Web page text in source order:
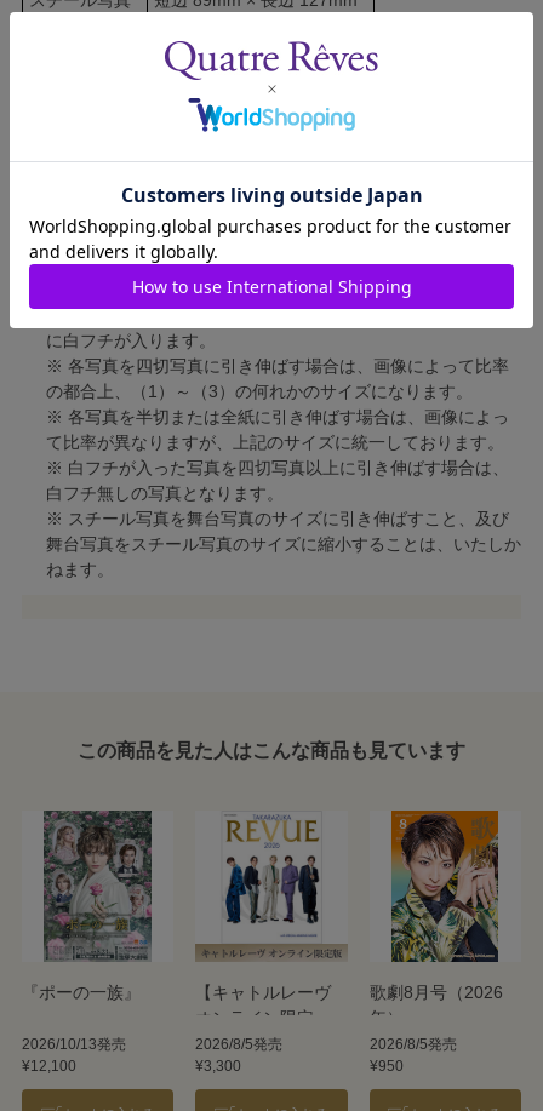
短辺 127mm × 長辺 178mm
短辺 217mm × 長辺 305mm
短辺 213mm × 長辺 305mm
短辺 305mm × 長辺 432mm
全紙写真
短辺 402mm × 長辺 559mm
写真のサイズにつきまして、下記の件も併せてご了承ください。
※ 宝塚大劇場および新人公演の舞台写真につきましては、4辺
に白フチが入ります。
※ 各写真を四切写真に引き伸ばす場合は、画像によって比率
の都合上、（1）～（3）の何れかのサイズになります。
※ 各写真を半切または全紙に引き伸ばす場合は、画像によっ
て比率が異なりますが、上記のサイズに統一しております。
※ 白フチが入った写真を四切写真以上に引き伸ばす場合は、
白フチ無しの写真となります。
※ スチール写真を舞台写真のサイズに引き伸ばすこと、及び
舞台写真をスチール写真のサイズに縮小することは、いたしか
ねます。
この商品を見た人はこんな商品も見ています
『ポーの一族』
2026/10/13発売
¥12,100
【キャトルレーヴ
オンライン限定
版】TAKARAZUKA
REVUE 2026
2026/8/5発売
¥3,300
歌劇8月号（2026
年）
2026/8/5発売
¥950